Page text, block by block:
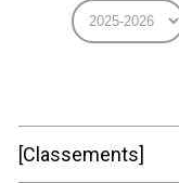
Classements